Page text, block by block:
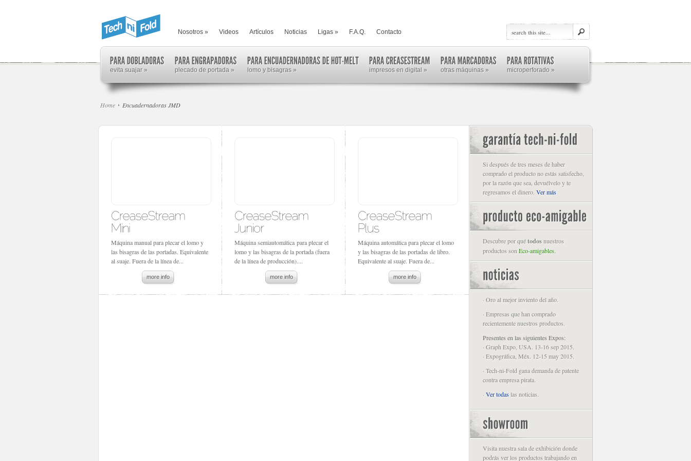
Nosotros » Videos Artículos Noticias Ligas » F.A.Q. Contacto
evita suajar» plecado de portada » lomo y bisagras » impresos en digital » otras máquinas » microperforado »
Home Encuadernadoras JMD
Máquina manual para plecar el lomo y
las bisagras de las portadas. Equivalente
al suaje. Fuera de la línea de...
more info
Máquina semiautomática para plecar el
lomo y las bisagras de la portada (fuera
de la línea de producción)....
more info
Máquina automática para plecar el lomo
y las bisagras de las portadas de libro.
Equivalente al suaje. Fuera de...
more info
Si después de tres meses de haber
comprado el producto no estás satisfecho,
por la razón que sea, devuélvelo y te
regresamos el dinero. Ver más
Descubre por quétodosnuestros
productos son Eco-amigables.
· Oro al mejor inviento del año.
· Empresas que han comprado
recientemente nuestros productos.
Presentes en las siguientes Expos:
· Graph Expo, USA. 13-16 sep 2015.
· Expográfica, Méx. 12-15 may 2015.
· Tech-ni-Fold gana demanda de patente
contra empresa pirata.
· Ver todas las noticias.
Visita nuestra sala de exhibición donde
podrás ver los productos trabajando en